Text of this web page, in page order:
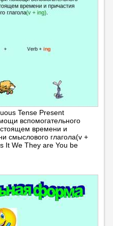
Tense Present
вспомогательного
времени и
смыслового глагола(v +
It We They are You be